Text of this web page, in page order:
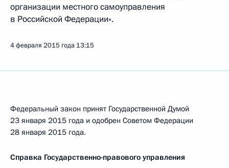
организации местного самоуправления
в Российской Федерации».
4 февраля 2015 года 13:15
Федеральный закон принят Государственной Думой
23 января 2015 года и одобрен Советом Федерации
28 января 2015 года.
Справка Государственно-правового управления